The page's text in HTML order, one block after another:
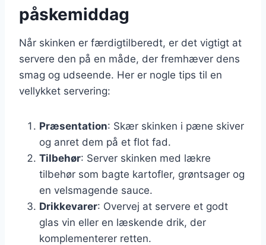
påskemiddag
Når skinken er færdigtilberedt, er det vigtigt at
servere den på en måde, der fremhæver dens
smag og udseende. Her er nogle tips til en
vellykket servering:
Præsentation: Skær skinken i pæne skiver
og anret dem på et flot fad.
Tilbehør: Server skinken med lækre
tilbehør som bagte kartofler, grøntsager og
en velsmagende sauce.
Drikkevarer: Overvej at servere et godt
glas vin eller en læskende drik, der
komplementerer retten.